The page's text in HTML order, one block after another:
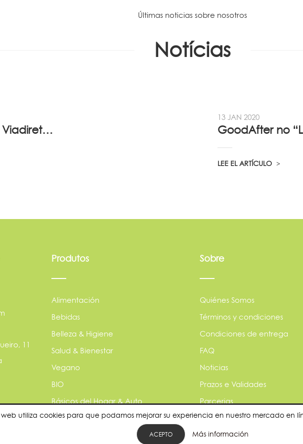
web utiliza cookies para que podamos mejorar su experiencia en nuestro mercado en
ACEPTO Más información
Últimas noticias sobre nosotros
Notícias
Parceria PRIO - Viadireta - Goodafter...
13 JAN 2020
LEE EL ARTÍCULO
11
Produtos
Alimentación
Bebidas
Belleza & Higiene
Salud & Bienestar
Vegano
BIO
Básicos del Hogar & Auto
Animales
Sobre
Quiénes Somos
Términos y condiciones
Condiciones de entrega
FAQ
Noticias
Prazos e Validades
Parcerias
Política de privacidade
¿Quieres ser nuestro